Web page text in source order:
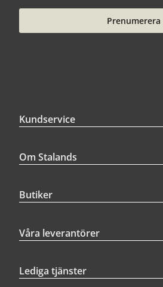
Prenumerera
Kundservice
Om Stalands
Butiker
Våra leverantörer
Lediga tjänster